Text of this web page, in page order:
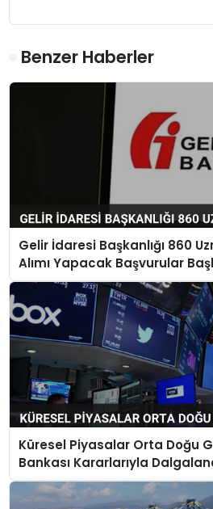
Benzer Haberler
Gelir İdaresi Başkanlığı 860
Alımı Yapacak Başvurular
Küresel Piyasalar Orta Doğu
Bankası Kararlarıyla